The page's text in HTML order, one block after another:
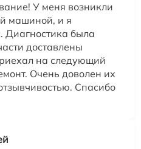
У меня возникли
машиной, и я
Диагностика была
доставлены
на следующий
Очень доволен их
Спасибо